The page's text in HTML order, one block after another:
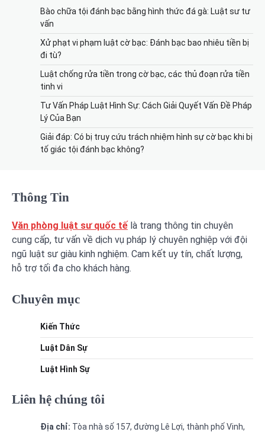
Bào chữa tội đánh bạc bằng hình thức đá gà: Luật sư tư
vấn
Xử phạt vi phạm luật cờ bạc: Đánh bạc bao nhiêu tiền bị
đi tù?
Luật chống rửa tiền trong cờ bạc, các thủ đoạn rửa tiền
tinh vi
Tư Vấn Pháp Luật Hình Sự: Cách Giải Quyết Vấn Đề Pháp
Lý Của Bạn
Giải đáp: Có bị truy cứu trách nhiệm hình sự cờ bạc khi bị
tố giác tội đánh bạc không?
Thông Tin
Văn phòng luật sư quốc tế là trang thông tin chuyên
cung cấp, tư vấn về dịch vụ pháp lý chuyên nghiệp với đội
ngũ luật sư giàu kinh nghiệm. Cam kết uy tín, chất lượng,
hỗ trợ tối đa cho khách hàng.
Chuyên mục
Kiến Thức
Luật Dân Sự
Luật Hình Sự
Liên hệ chúng tôi
Địa chỉ: Tòa nhà số 157, đường Lê Lợi, thành phố Vinh,